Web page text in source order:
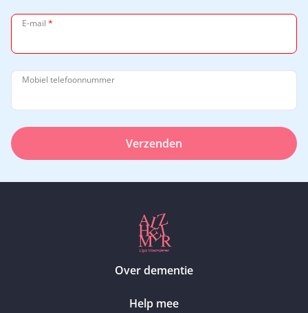
E-mail *
Mobiel telefoonnummer
Verzenden
Over dementie
Help mee